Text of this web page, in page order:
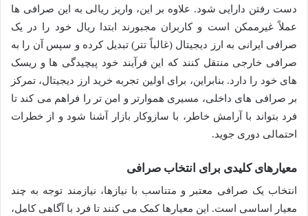
دست رفتن دارایی شود. علاوه بر این، واریز ریالی به این صرافی ها
عملاً غیرممکن است و کاربران مجبورند ابتدا ریال خود را در یک
صرافی ایرانی به ارز دیجیتال (غالباً تتر) تبدیل کرده و سپس آن را به
صرافی خارجی منتقل کنند که این فرآیند خود پیچیدگی ها و ریسک
های خود را دارد. بنابراین، برای اولین تجربه خرید ارز دیجیتال، تمرکز
بر صرافی های داخلی، مسیری هموارتر و امن تر را فراهم می کند تا
فرد بتواند با آرامش خاطر، با سازوکار بازار آشنا شود و از خطرات
احتمالی دوری جوید.
معیارهای کلیدی برای انتخاب صرافی
انتخاب یک صرافی معتبر و متناسب با نیازها، نیازمند توجه به چند
معیار اساسی است. این معیارها کمک می کنند تا فرد با آگاهی کامل،